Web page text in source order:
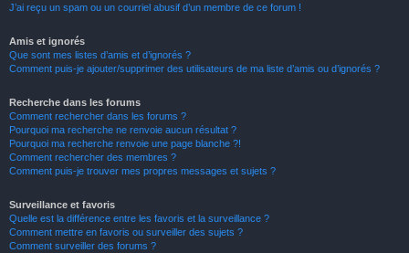
J’ai reçu un spam ou un courriel abusif d’un membre de ce forum !
Amis et ignorés
Que sont mes listes d’amis et d’ignorés ?
Comment puis-je ajouter/supprimer des utilisateurs de ma liste d’amis ou d’ignorés ?
Recherche dans les forums
Comment rechercher dans les forums ?
Pourquoi ma recherche ne renvoie aucun résultat ?
Pourquoi ma recherche renvoie une page blanche ?!
Comment rechercher des membres ?
Comment puis-je trouver mes propres messages et sujets ?
Surveillance et favoris
Quelle est la différence entre les favoris et la surveillance ?
Comment mettre en favoris ou surveiller des sujets ?
Comment surveiller des forums ?